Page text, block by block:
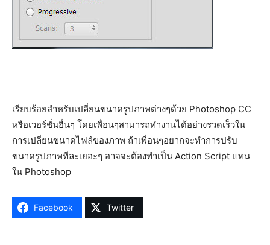
เรียบร้อยสำหรับเปลี่ยนขนาดรูปภาพต่างๆด้วย Photoshop CC
หรือเวอร์ชั่นอื่นๆ โดยเพื่อนๆสามารถทำงานได้อย่างรวดเร็วใน
การเปลี่ยนขนาดไฟล์ของภาพ ถ้าเพื่อนๆอยากจะทำการปรับ
ขนาดรูปภาพทีละเยอะๆ อาจจะต้องทำเป็น Action Script แทน
ใน Photoshop
Facebook Twitter